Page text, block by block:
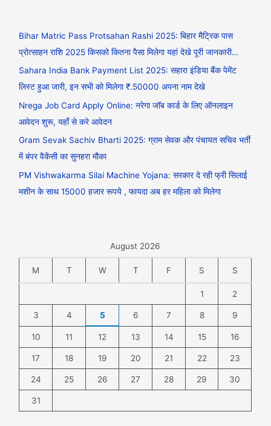
Bihar Matric Pass Protsahan Rashi 2025: बिहार मैट्रिक पास
प्रोत्साहन राशि 2025 किसको कितना पैसा मिलेगा यहां देखे पूरी जानकारी…
Sahara India Bank Payment List 2025: सहारा इंडिया बैंक पेमेंट
लिस्ट हुआ जारी, इन सभी को मिलेगा ₹.50000 अपना नाम देखे
Nrega Job Card Apply Online: नरेगा जॉब कार्ड के लिए ऑनलाइन
आवेदन शुरू, यहाँ से करे आवेदन
Gram Sevak Sachiv Bharti 2025: ग्राम सेवक और पंचायत सचिव भर्ती
में बंपर वैकेंसी का सुनहरा मौका
PM Vishwakarma Silai Machine Yojana: सरकार दे रही फ्री सिलाई
मशीन के साथ 15000 हजार रूपये , फायदा अब हर महिला को मिलेगा
August 2026
M T W T F S S
1 2
3 4 5 6 7 8 9
10 11 12 13 14 15 16
17 18 19 20 21 22 23
24 25 26 27 28 29 30
31